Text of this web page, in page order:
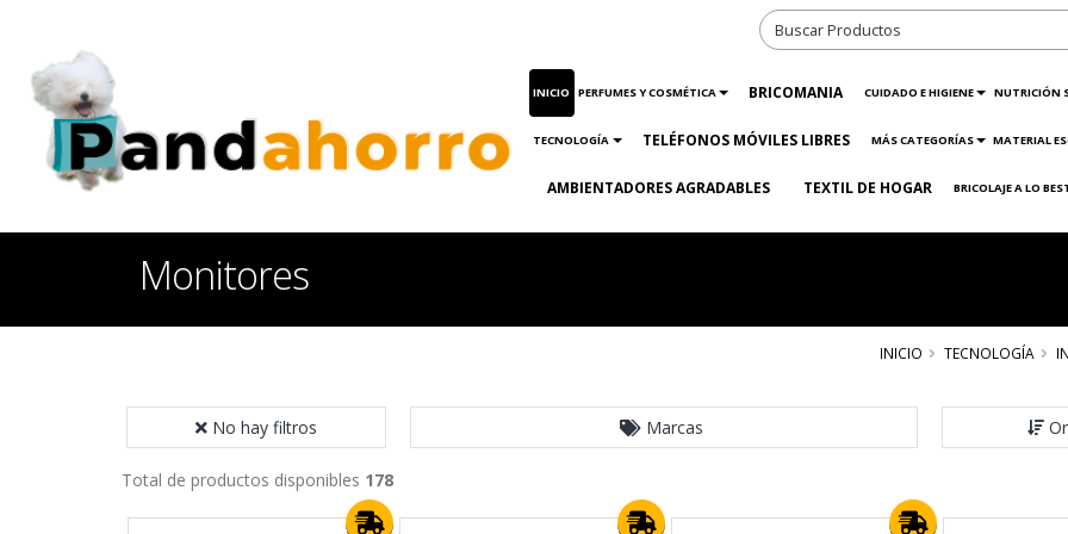
INICIO PERFUMES Y COSMÉTICA BRICOMANIA CUIDADO E HIGIENE NUTRICIÓN
TECNOLOGÍA TELÉFONOS MÓVILES LIBRES MÁS CATEGORÍAS MATERIAL
AMBIENTADORES AGRADABLES TEXTIL DE HOGAR BRICOLAJE A LO
Monitores
INICIO TECNOLOGÍA
No hay filtros Marcas
Total de productos disponibles 178